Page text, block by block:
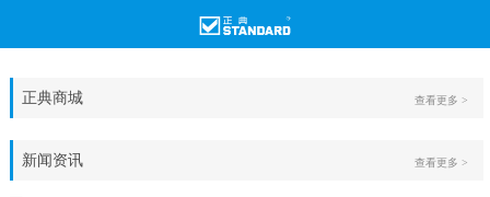
正典商城 查看更多 >
新闻资讯 查看更多 >